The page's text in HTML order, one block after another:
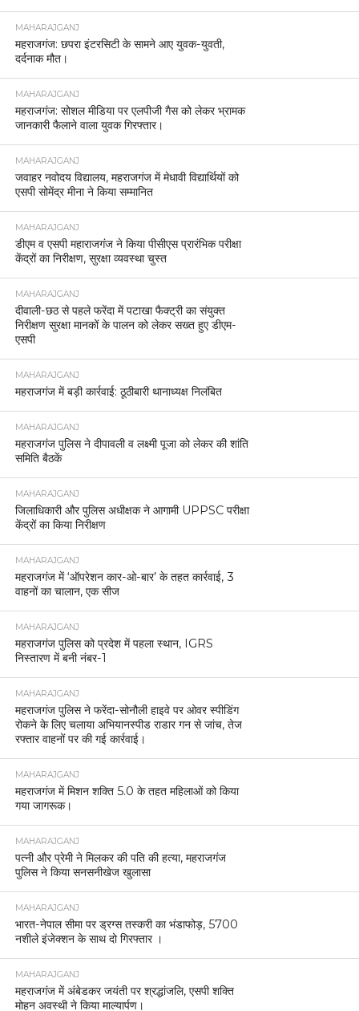
MAHARAJGANJ
महराजगंज: छपरा इंटरसिटी के सामने आए युवक-युवती,
दर्दनाक मौत।
MAHARAJGANJ
महराजगंज: सोशल मीडिया पर एलपीजी गैस को लेकर भ्रामक
जानकारी फैलाने वाला युवक गिरफ्तार।
MAHARAJGANJ
जवाहर नवोदय विद्यालय, महराजगंज में मेधावी विद्यार्थियों को
एसपी सोमेंद्र मीना ने किया सम्मानित
MAHARAJGANJ
डीएम व एसपी महाराजगंज ने किया पीसीएस प्रारंभिक परीक्षा
केंद्रों का निरीक्षण, सुरक्षा व्यवस्था चुस्त
MAHARAJGANJ
दीवाली-छठ से पहले फरेंदा में पटाखा फैक्ट्री का संयुक्त
निरीक्षण सुरक्षा मानकों के पालन को लेकर सख्त हुए डीएम-
एसपी
MAHARAJGANJ
महराजगंज में बड़ी कार्रवाई: ठूठीबारी थानाध्यक्ष निलंबित
MAHARAJGANJ
महराजगंज पुलिस ने दीपावली व लक्ष्मी पूजा को लेकर की शांति
समिति बैठकें
MAHARAJGANJ
जिलाधिकारी और पुलिस अधीक्षक ने आगामी UPPSC परीक्षा
केंद्रों का किया निरीक्षण
MAHARAJGANJ
महराजगंज में ‘ऑपरेशन कार-ओ-बार’ के तहत कार्रवाई, 3
वाहनों का चालान, एक सीज
MAHARAJGANJ
महराजगंज पुलिस को प्रदेश में पहला स्थान, IGRS
निस्तारण में बनी नंबर-1
MAHARAJGANJ
महराजगंज पुलिस ने फरेंदा-सोनौली हाइवे पर ओवर स्पीडिंग
रोकने के लिए चलाया अभियानस्पीड राडार गन से जांच, तेज
रफ्तार वाहनों पर की गई कार्रवाई।
MAHARAJGANJ
महराजगंज में मिशन शक्ति 5.0 के तहत महिलाओं को किया
गया जागरूक।
MAHARAJGANJ
पत्नी और प्रेमी ने मिलकर की पति की हत्या, महराजगंज
पुलिस ने किया सनसनीखेज खुलासा
MAHARAJGANJ
भारत-नेपाल सीमा पर ड्रग्स तस्करी का भंडाफोड़, 5700
नशीले इंजेक्शन के साथ दो गिरफ्तार ।
MAHARAJGANJ
महराजगंज में अंबेडकर जयंती पर श्रद्धांजलि, एसपी शक्ति
मोहन अवस्थी ने किया माल्यार्पण।